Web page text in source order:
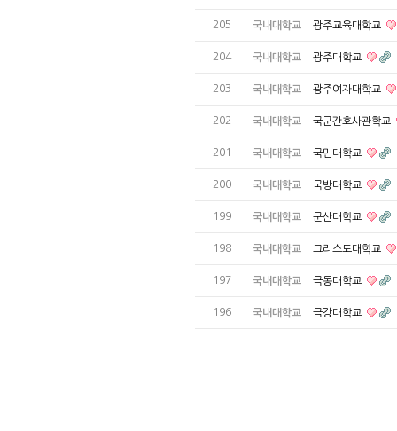
205 국내대학교 광주교육대학교
204 국내대학교 광주대학교
203 국내대학교 광주여자대학교
202 국내대학교 국군간호사관학교
201 국내대학교 국민대학교
200 국내대학교 국방대학교
199 국내대학교 군산대학교
198 국내대학교 그리스도대학교
197 국내대학교 극동대학교
196 국내대학교 금강대학교